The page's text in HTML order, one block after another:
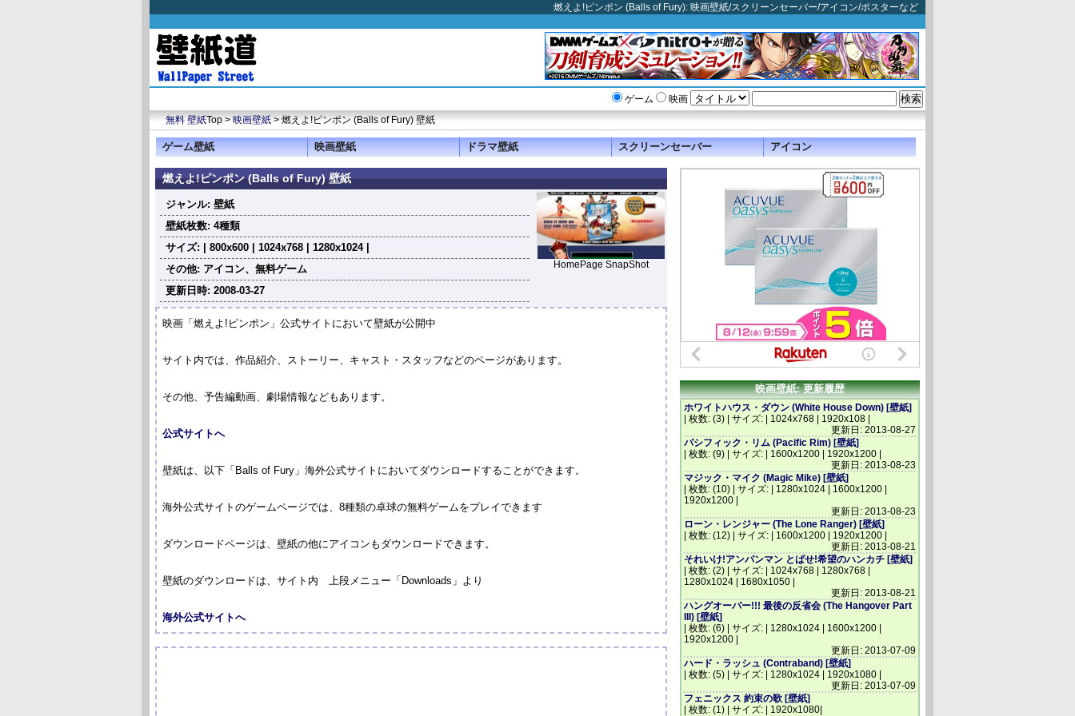
燃えよ!ピンポン (Balls of Fury): 映画壁紙/スクリーンセーバー/アイコン/ポスターなど
ゲーム
映画
無料 壁紙Top >映画壁紙> 燃えよ!ピンポン (Balls of Fury) 壁紙
ゲーム壁紙 映画壁紙 ドラマ壁紙 スクリーンセーバー アイコン
燃えよ!ピンポン (Balls of Fury) 壁紙
ジャンル: 壁紙
壁紙枚数: 4種類
サイズ: | 800x600 | 1024x768 | 1280x1024 |
その他: アイコン、無料ゲーム
更新日時: 2008-03-27
HomePage SnapShot
映画「燃えよ!ピンポン」公式サイトにおいて壁紙が公開中
サイト内では、作品紹介、ストーリー、キャスト・スタッフなどのページがあります。
その他、予告編動画、劇場情報などもあります。
公式サイトへ
壁紙は、以下「Balls of Fury」海外公式サイトにおいてダウンロードすることができます。
海外公式サイトのゲームページでは、8種類の卓球の無料ゲームをプレイできます
ダウンロードページは、壁紙の他にアイコンもダウンロードできます。
壁紙のダウンロードは、サイト内 上段メニュー「Downloads」より
海外公式サイトへ
映画壁紙: 更新履歴
ホワイトハウス・ダウン (White House Down) [壁紙]
| 枚数: (3) | サイズ: | 1024x768 | 1920x108 |
更新日: 2013-08-27
パシフィック・リム (Pacific Rim) [壁紙]
| 枚数: (9) | サイズ: | 1600x1200 | 1920x1200 |
更新日: 2013-08-23
マジック・マイク (Magic Mike) [壁紙]
| 枚数: (10) | サイズ: | 1280x1024 | 1600x1200 |
1920x1200 |
更新日: 2013-08-23
ローン・レンジャー (The Lone Ranger) [壁紙]
| 枚数: (12) | サイズ: | 1600x1200 | 1920x1200 |
更新日: 2013-08-21
それいけ!アンパンマン とばせ!希望のハンカチ [壁紙]
| 枚数: (2) | サイズ: | 1024x768 | 1280x768 |
1280x1024 | 1680x1050 |
更新日: 2013-08-21
ハングオーバー!!! 最後の反省会 (The Hangover Part
III) [壁紙]
| 枚数: (6) | サイズ: | 1280x1024 | 1600x1200 |
1920x1200 |
更新日: 2013-07-09
ハード・ラッシュ (Contraband) [壁紙]
| 枚数: (5) | サイズ: | 1280x1024 | 1920x1080 |
更新日: 2013-07-09
フェニックス 約束の歌 [壁紙]
| 枚数: (1) | サイズ: | 1920x1080|